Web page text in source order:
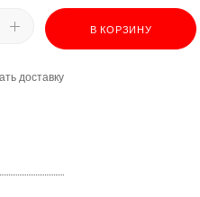
В КОРЗИНУ
доставку